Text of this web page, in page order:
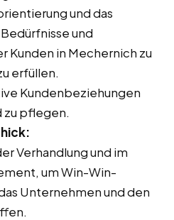
und das
und
Kunden in Mechernich zu
erfüllen.
Kundenbeziehungen
zu pflegen.
Verhandlung und im
um Win-Win-
Unternehmen und den